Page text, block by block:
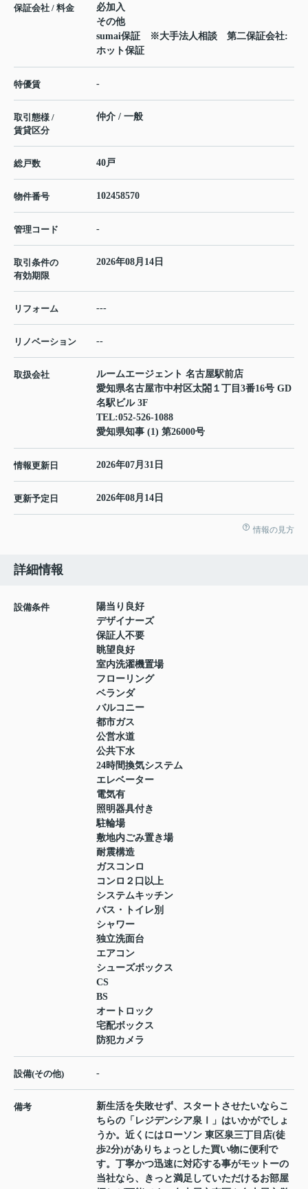
保証会社 / 料金
必加入
その他
sumai保証 ※大手法人相談 第二保証会社:
ホット保証
特優賃 -
取引態様 /
賃貸区分
仲介 / 一般
総戸数 40戸
物件番号 102458570
管理コード -
取引条件の
有効期限
2026年08月14日
リフォーム ---
リノベーション --
取扱会社
ルームエージェント 名古屋駅前店
愛知県名古屋市中村区太閤１丁目3番16号 GD
名駅ビル 3F
TEL:052-526-1088
愛知県知事 (1) 第26000号
情報更新日 2026年07月31日
更新予定日 2026年08月14日
情報の見方
詳細情報
設備条件
陽当り良好
デザイナーズ
保証人不要
眺望良好
室内洗濯機置場
フローリング
ベランダ
バルコニー
都市ガス
公営水道
公共下水
24時間換気システム
エレベーター
電気有
照明器具付き
駐輪場
敷地内ごみ置き場
耐震構造
ガスコンロ
コンロ２口以上
システムキッチン
バス・トイレ別
シャワー
独立洗面台
エアコン
シューズボックス
CS
BS
オートロック
宅配ボックス
防犯カメラ
設備(その他) -
備考
新生活を失敗せず、スタートさせたいならこ
ちらの「レジデンシア泉Ⅰ」はいかがでしょ
うか。近くにはローソン 東区泉三丁目店(徒
歩2分)がありちょっとした買い物に便利で
す。丁寧かつ迅速に対応する事がモットーの
当社なら、きっと満足していただけるお部屋